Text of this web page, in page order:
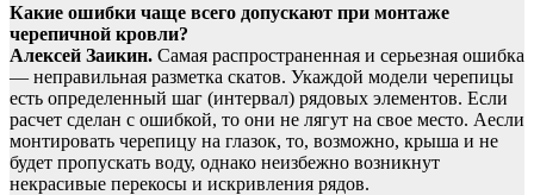
Какие ошибки чаще всего допускают при монтаже
черепичной кровли?
Алексей Заикин. Самая распространенная и серьезная ошибка
— неправильная разметка скатов. Укаждой модели черепицы
есть определенный шаг (интервал) рядовых элементов. Если
расчет сделан с ошибкой, то они не лягут на свое место. Аесли
монтировать черепицу на глазок, то, возможно, крыша и не
будет пропускать воду, однако неизбежно возникнут
некрасивые перекосы и искривления рядов.